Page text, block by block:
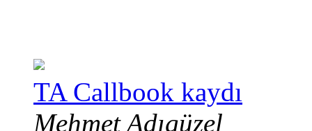
TA Callbook kaydı
Mehmet Adıgüzel